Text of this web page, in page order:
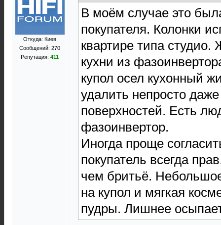
Откуда: Киев
Сообщений: 270
Репутация: 411
В моём случае это
покупателя. Колонки
квартире типа
кухни из
купол осел кухонный
удалить непросто
поверхностей. Есть
фазоинвертор.
Иногда проще
покупатель всегда
чем бритьё.
на купол и мягкая
пудры. Лишнее